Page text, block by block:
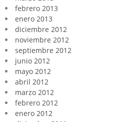
febrero 2013
enero 2013
diciembre 2012
noviembre 2012
septiembre 2012
junio 2012
mayo 2012
abril 2012
marzo 2012
febrero 2012
enero 2012